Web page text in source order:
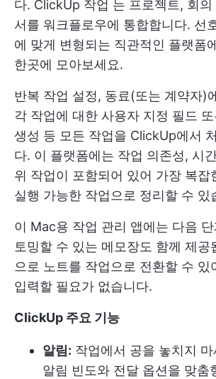
다. ClickUp 작업 는 프로젝트, 회
서를 워크플로우에 통합합니다. 선
에 맞게 변형되는 직관적인 플랫폼
한곳에 모아보세요.
반복 작업 설정, 동료(또는 계약자)
각 작업에 대한 사용자 지정 필드
생성 등 모든 작업을 ClickUp에서
다. 이 플랫폼에는 작업 의존성, 시
위 작업이 포함되어 있어 가장 복잡
실행 가능한 작업으로 정리할 수 있
이 Mac용 작업 관리 앱에는 다음
토밍할 수 있는 메모장도 함께 제공
으로 노트를 작업으로 전환할 수 있
입력할 필요가 없습니다.
ClickUp 주요 기능
알림: 작업에서 공을 놓치지
알림 빈도와 전달 옵션을 맞춤